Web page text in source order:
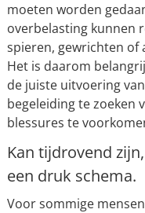
moeten worden
overbelasting kunnen
spieren, gewrichten of
Het is daarom
de juiste uitvoering
begeleiding te zoeken
blessures te
Kan tijdrovend
een druk schema.
Voor sommige